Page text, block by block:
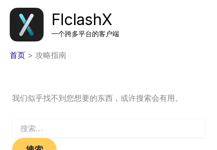
FlclashX
一个跨多平台的客户端
首页 攻略指南
我们似乎找不到您想要的东西，或许搜索会有用。
索：